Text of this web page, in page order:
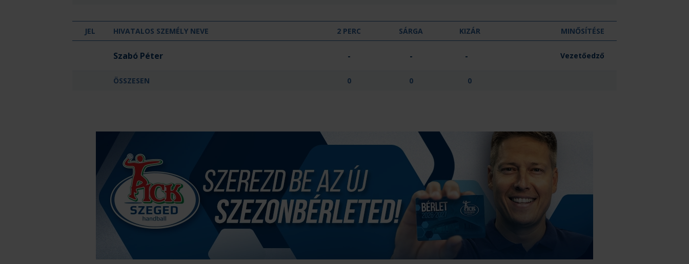
JEL HIVATALOS SZEMÉLY NEVE 2 PERC SÁRGA KIZÁR MINŐSÍTÉSE
Szabó Péter - - - Vezetőedző
ÖSSZESEN 0 0 0